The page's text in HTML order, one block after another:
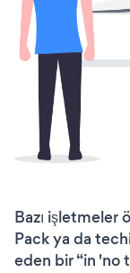
Bazı işletmeler
Pack ya da
eden bir “in 'no